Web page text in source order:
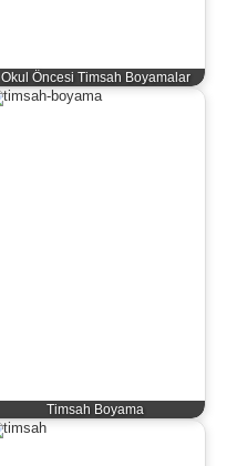
Okul Öncesi Timsah Boyamalar
Timsah Boyama